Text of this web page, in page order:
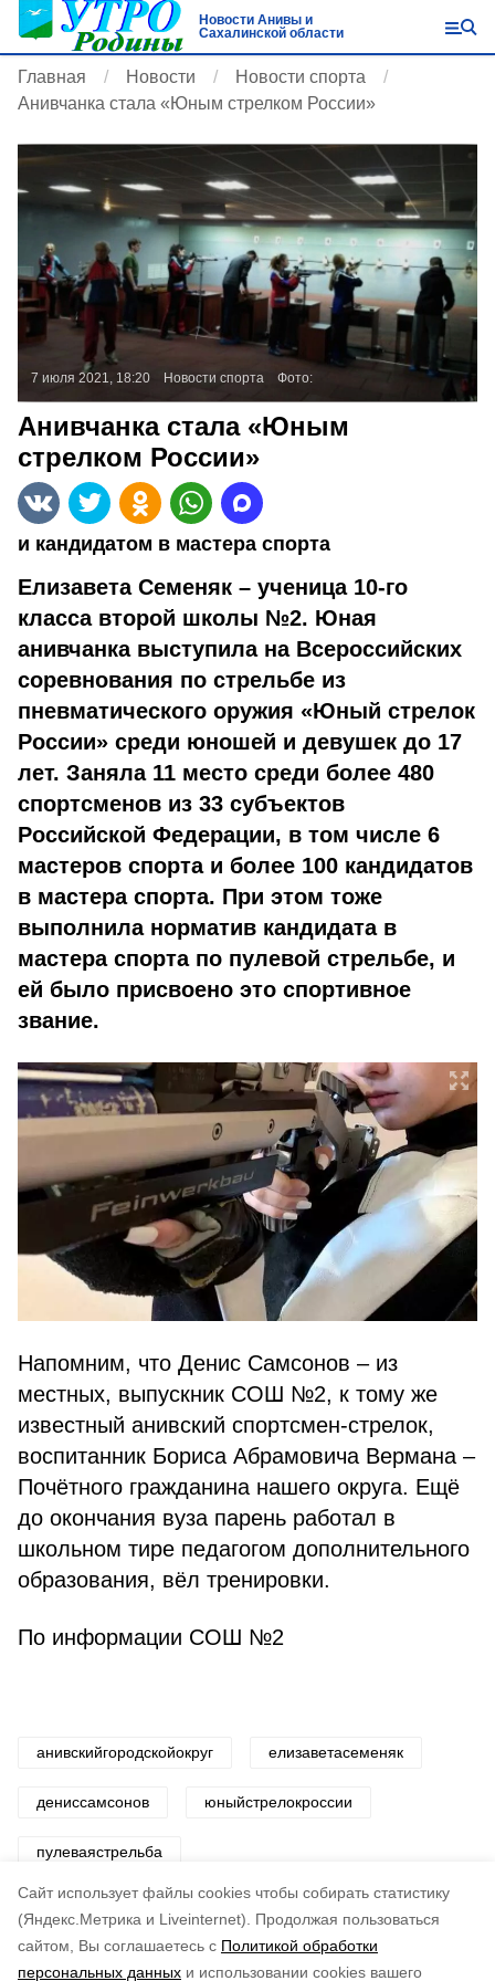
Cайт использует файлы cookies чтобы собирать статистику
(Яндекс.Метрика и Liveinternet).
Продолжая пользоваться
сайтом, Вы соглашаетесь с Политикой обработки
персональных данных и использовании cookies вашего
Новости Анивы и
Сахалинской области
Главная Новости
Новости спорта
Анивчанка стала «Юным стрелком России»
7 июля 2021, 18:20 Новости спорта Фото:
Анивчанка стала «Юным
стрелком России»
и кандидатом в мастера спорта
Елизавета Семеняк – ученица 10-го
класса второй школы №2. Юная
анивчанка выступила на Всероссийских
соревнования по стрельбе из
пневматического оружия «Юный стрелок
России» среди юношей и девушек до 17
лет. Заняла 11 место среди более 480
спортсменов из 33 субъектов
Российской Федерации, в том числе 6
мастеров спорта и более 100 кандидатов
в мастера спорта. При этом тоже
выполнила норматив кандидата в
мастера спорта по пулевой стрельбе, и
ей было присвоено это спортивное
звание.
Напомним, что Денис Самсонов – из
местных, выпускник СОШ №2, к тому же
известный анивский спортсмен-стрелок,
воспитанник Бориса Абрамовича Вермана –
Почётного гражданина нашего округа. Ещё
до окончания вуза парень работал в
школьном тире педагогом дополнительного
образования, вёл тренировки.
По информации СОШ №2
анивскийгородскойокруг елизаветасеменяк
дениссамсонов юныйстрелокроссии
пулеваястрельба
Авторы: ADMIN admin